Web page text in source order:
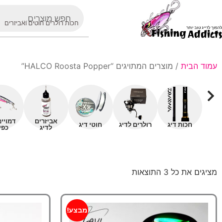
חכות רולרים חוטים ואביזרים
עמוד הבית / מוצרים המתויגים “HALCO Roosta Popper”
חכות דיג רולרים לדיג חוטי דיג
אביזרים
לדיג
מציגים את כל ⁦3⁩ התוצאות
מבצע!